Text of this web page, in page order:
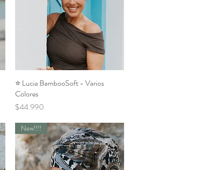
Vista rápida
⭐️ Lucia BambooSoft - Varios
Colores
Precio
$44.990
New!!!!